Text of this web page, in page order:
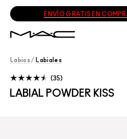
ENVÍO GRATIS EN
Labios/ Labiales
LABIAL POWDER KISS
35